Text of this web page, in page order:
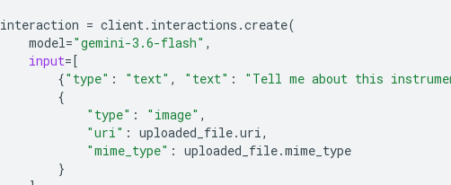
interaction = client. interactions .create(
model="gemini-3.6-flash" ,
input=[
{"type" : "text" , "text" : "Tell me about this
{
"type" : "image" ,
"uri" : uploaded_file.uri,
"mime_type" : uploaded_file.mime_type
}